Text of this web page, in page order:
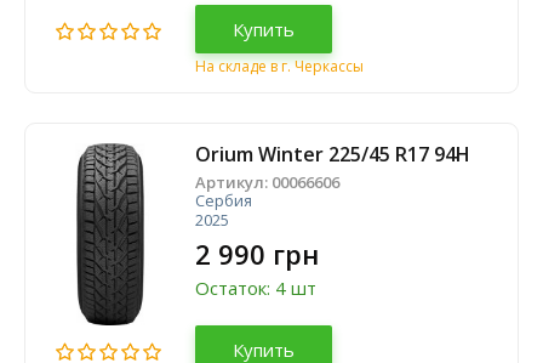
Купить
На складе в г. Черкассы
Orium Winter 225/45 R17 94H
Артикул: 00066606
Сербия
2025
2 990 грн
Остаток: 4 шт
Купить